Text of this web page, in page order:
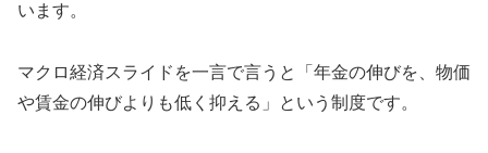
います。
マクロ経済スライドを一言で言うと「年金の伸びを、物価
や賃金の伸びよりも低く抑える」という制度です。